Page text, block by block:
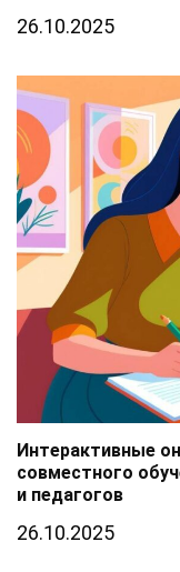
26.10.2025
Интерактивные
совместного
и педагогов
26.10.2025